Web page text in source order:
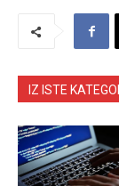
IZ ISTE